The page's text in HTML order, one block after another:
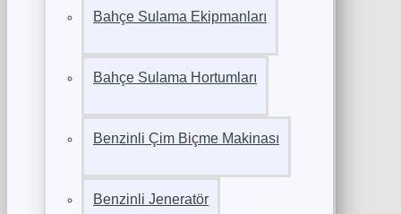
Bahçe Sulama Ekipmanları
Bahçe Sulama Hortumları
Benzinli Çim Biçme Makinası
Benzinli Jeneratör